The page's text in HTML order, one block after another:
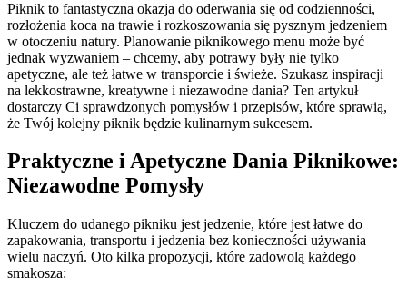
Piknik to fantastyczna okazja do oderwania się od codzienności,
rozłożenia koca na trawie i rozkoszowania się pysznym jedzeniem
w otoczeniu natury. Planowanie piknikowego menu może być
jednak wyzwaniem – chcemy, aby potrawy były nie tylko
apetyczne, ale też łatwe w transporcie i świeże. Szukasz inspiracji
na lekkostrawne, kreatywne i niezawodne dania? Ten artykuł
dostarczy Ci sprawdzonych pomysłów i przepisów, które sprawią,
że Twój kolejny piknik będzie kulinarnym sukcesem.
Praktyczne i Apetyczne Dania Piknikowe:
Niezawodne Pomysły
Kluczem do udanego pikniku jest jedzenie, które jest łatwe do
zapakowania, transportu i jedzenia bez konieczności używania
wielu naczyń. Oto kilka propozycji, które zadowolą każdego
smakosza: